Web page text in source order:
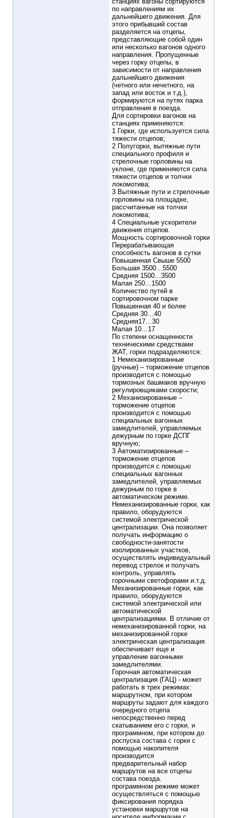
по направлениям их
дальнейшего движения. Для
этого прибывший состав
разделяется на отцепы,
представляющие собой один
или несколько вагонов одного
направления. Пропущенные
через горку отцепы, в
зависимости от направления
дальнейшего движения
(четного или нечетного, на
запад или восток и т.д.),
формируются на путях парка
отправления в поезда.
Для сортировки вагонов на
станциях применяются:
1 Горки, где используется сила
тяжести отцепов;
2 Полугорки, вытяжные пути
специального профиля и
стрелочные горловины на
уклоне, где применяются сила
тяжести отцепов и толчки
локомотива;
3 Вытяжные пути и стрелочные
горловины на площадке,
рассчитанные на толчки
локомотива;
4 Специальные ускорители
движения отцепов.
Мощность сортировочной горки
Перерабатывающая
способность вагонов в сутки
Повышенная Свыше 5500
Большая 3500…5500
Средняя 1500…3500
Малая 250…1500
Количество путей в
сортировочном парке
Повышенная 40 и более
Средняя 30…40
Средняя17…30
Малая 10…17
По степени оснащенности
техническими средствами
ЖАТ, горки подразделяются:
1 Немеханизированные
(ручные) – торможение отцепов
производится с помощью
тормозных башмаков вручную
регулировщиками скорости;
2 Механизированные –
торможение отцепов
производится с помощью
специальных вагонных
замедлителей, управляемых
дежурным по горке ДСПГ
вручную;
3 Автоматизированные –
торможение отцепов
производится с помощью
специальных вагонных
замедлителей, управляемых
дежурным по горке в
автоматическом режиме.
Немеханизированные горки, как
правило, оборудуются
системой электрической
централизации. Она позволяет
получать информацию о
свободности-занятости
изолированных участков,
осуществлять индивидуальный
перевод стрелок и получать
контроль, управлять
горочными светофорами и.т.д.
Механизированные горки, как
правило, оборудуются
системой электрической или
автоматической
централизациями. В отличие от
немеханизированной горки, на
механизированной горке
электрическая централизация
обеспечивает еще и
управление вагонными
замедлителями.
Горочная автоматическая
централизация (ГАЦ) - может
работать в трех режимах:
маршрутном, при котором
маршруты задают для каждого
очередного отцепа
непосредственно перед
скатыванием его с горки, и
программном, при котором до
роспуска состава с горки с
помощью накопителя
производится
предварительный набор
маршрутов на все отцепы
состава поезда.
программном режиме может
осуществляться с помощью
фиксирования порядка
установки маршрутов на